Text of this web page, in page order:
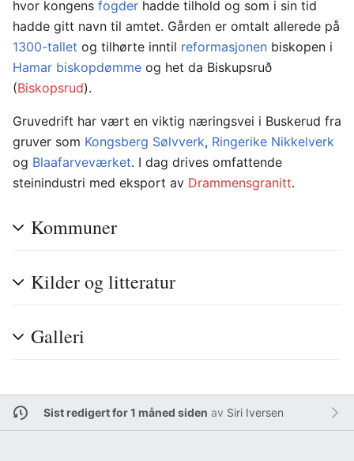
hvor kongens fogder hadde tilhold og som i sin tid
hadde gitt navn til amtet. Gården er omtalt allerede på
1300-tallet og tilhørte inntil reformasjonen biskopen i
Hamar biskopdømme og het da Biskupsruð
(Biskopsrud).
Gruvedrift har vært en viktig næringsvei i Buskerud fra
gruver som Kongsberg Sølvverk, Ringerike Nikkelverk
og Blaafarveværket. I dag drives omfattende
steinindustri med eksport av Drammensgranitt.
Kommuner
Kilder og litteratur
Galleri
Sist redigert for 1 måned siden av Siri Iversen